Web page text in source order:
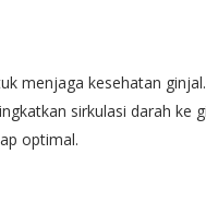
menjaga kesehatan
sirkulasi darah ke
optimal.